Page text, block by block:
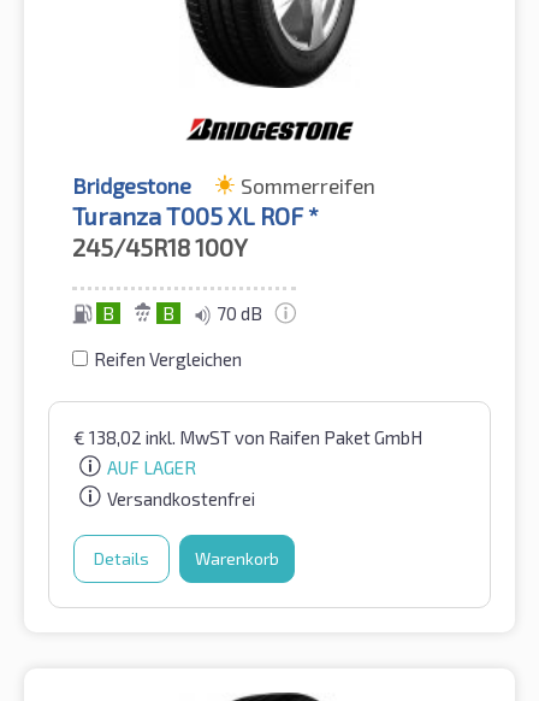
Bridgestone Sommerreifen
Turanza T005 XL ROF *
245/45R18100Y
B B 70 dB
Reifen Vergleichen
€ 138,02 inkl. MwSTvon Raifen Paket GmbH
AUF LAGER
Versandkostenfrei
Details Warenkorb